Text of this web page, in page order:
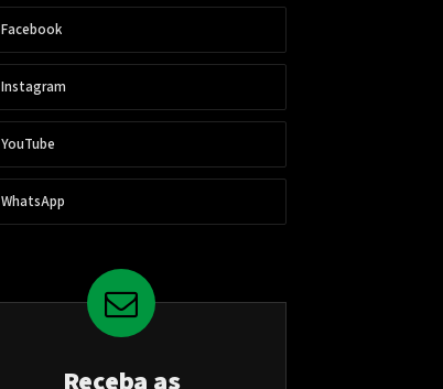
Facebook
Instagram
YouTube
WhatsApp
Receba as